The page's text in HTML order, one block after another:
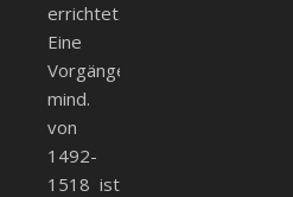
errichtet.
Eine
Vorgängerbebauung
mind.
von
1492-
1518 ist